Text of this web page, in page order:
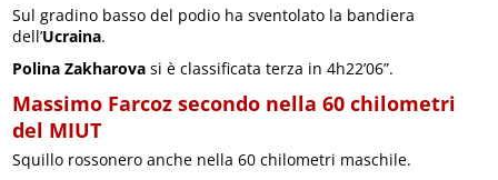
Sul gradino basso del podio ha sventolato la bandiera
dell’Ucraina.
Polina Zakharova si è classificata terza in 4h22’06”.
Massimo Farcoz secondo nella 60 chilometri
del MIUT
Squillo rossonero anche nella 60 chilometri maschile.